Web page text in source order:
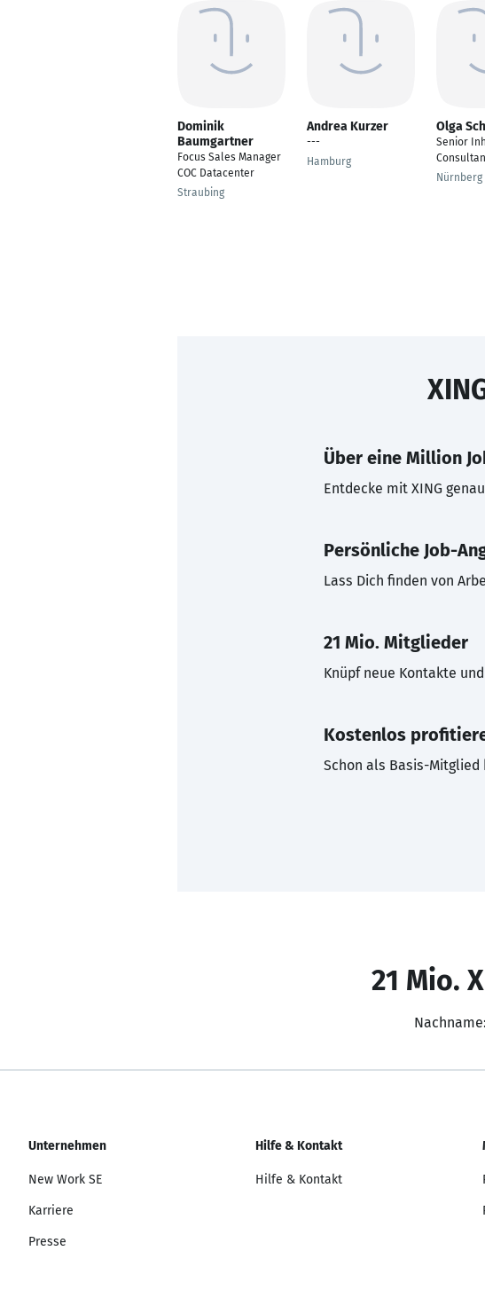
Dominik
Baumgartner
Focus Sales Manager
COC Datacenter
Straubing
Andrea Kurzer
---
Hamburg
Olga
Senior
Nürnberg
Über eine Million
Entdecke mit XING
Persönliche Job-
Lass Dich finden von
21 Mio. Mitglieder
Knüpf neue Kontakte
Kostenlos
Schon als Basis-Mitglied
21 Mio.
Nachname:
Unternehmen
New Work SE
Karriere
Presse
Hilfe & Kontakt
Hilfe & Kontakt